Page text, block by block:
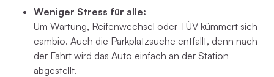
Weniger Stress für alle:
Um Wartung, Reifenwechsel oder TÜV kümmert sich
cambio. Auch die Parkplatzsuche entfällt, denn nach
der Fahrt wird das Auto einfach an der Station
abgestellt.